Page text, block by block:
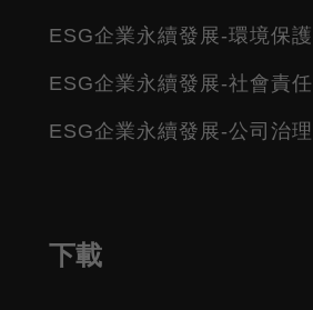
ESG企業永續發展-環境保護
ESG企業永續發展-社會責任
ESG企業永續發展-公司治理
下載